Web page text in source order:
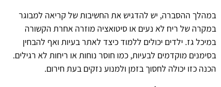
במהלך ההסברה, יש להדגיש את החשיבות של קריאה למבוגר
במקרה של ריח לא נעים או סיטואציה מוזרה אחרת הקשורה
במיכל גז. ילדים יכולים ללמוד כיצד לאתר בעיות ואף להבחין
בסימנים מוקדמים לבעיות, כמו חוסר נוחות או ריחות לא רגילים.
הכנה כזו יכולה לחסוך בזמן ולמנוע נזקים בעת חירום.